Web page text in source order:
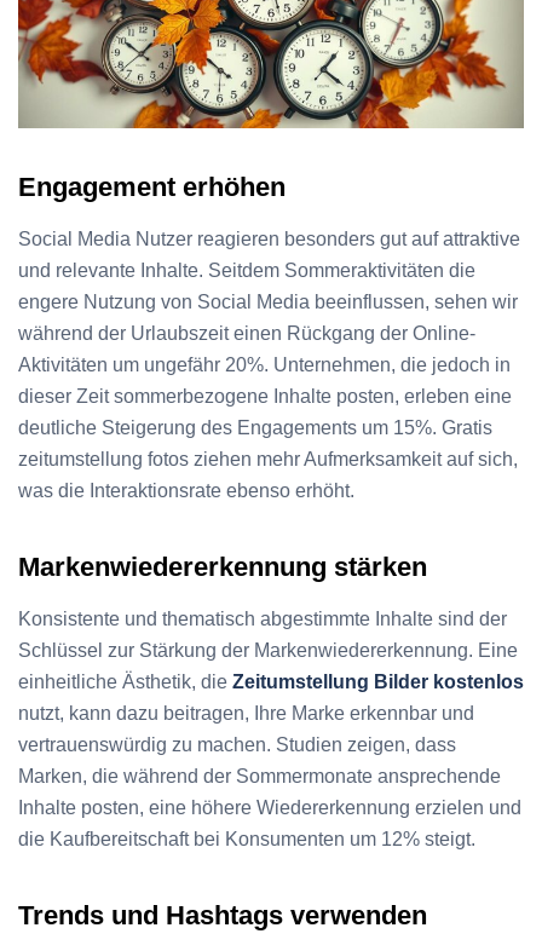
Engagement erhöhen
Social Media Nutzer reagieren besonders gut auf attraktive
und relevante Inhalte. Seitdem Sommeraktivitäten die
engere Nutzung von Social Media beeinflussen, sehen wir
während der Urlaubszeit einen Rückgang der Online-
Aktivitäten um ungefähr 20%. Unternehmen, die jedoch in
dieser Zeit sommerbezogene Inhalte posten, erleben eine
deutliche Steigerung des Engagements um 15%. Gratis
zeitumstellung fotos ziehen mehr Aufmerksamkeit auf sich,
was die Interaktionsrate ebenso erhöht.
Markenwiedererkennung stärken
Konsistente und thematisch abgestimmte Inhalte sind der
Schlüssel zur Stärkung der Markenwiedererkennung. Eine
einheitliche Ästhetik, die Zeitumstellung Bilder kostenlos
nutzt, kann dazu beitragen, Ihre Marke erkennbar und
vertrauenswürdig zu machen. Studien zeigen, dass
Marken, die während der Sommermonate ansprechende
Inhalte posten, eine höhere Wiedererkennung erzielen und
die Kaufbereitschaft bei Konsumenten um 12% steigt.
Trends und Hashtags verwenden